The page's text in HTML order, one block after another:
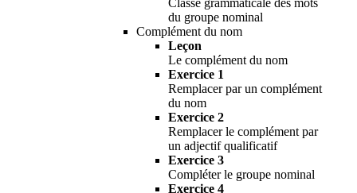
du groupe nominal
Complément du nom
Leçon
Le complément du nom
Exercice 1
Remplacer par un complément
du nom
Exercice 2
Remplacer le complément par
un adjectif qualificatif
Exercice 3
Compléter le groupe nominal
Exercice 4